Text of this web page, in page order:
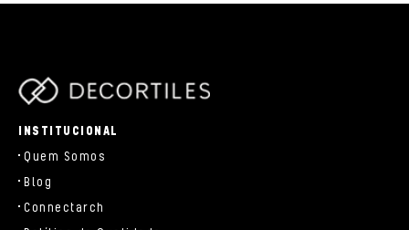
INSTITUCIONAL
Quem Somos
Blog
Connectarch